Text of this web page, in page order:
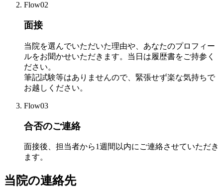
Flow02
面接
当院を選んでいただいた理由や、あなたのプロフィー
ルをお聞かせいただきます。当日は履歴書をご持参く
ださい。
筆記試験等はありませんので、緊張せず楽な気持ちで
お越しください。
Flow03
合否のご連絡
面接後、担当者から1週間以内にご連絡させていただき
ます。
当院の連絡先